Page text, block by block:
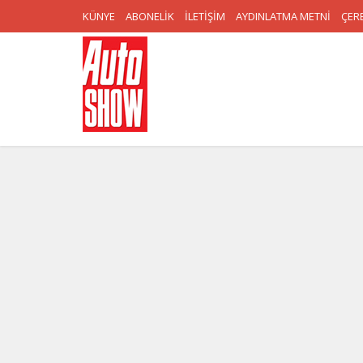
KÜNYE ABONELİK İLETİŞİM AYDINLATMA METNİ